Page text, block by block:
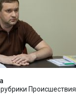
Происшествия